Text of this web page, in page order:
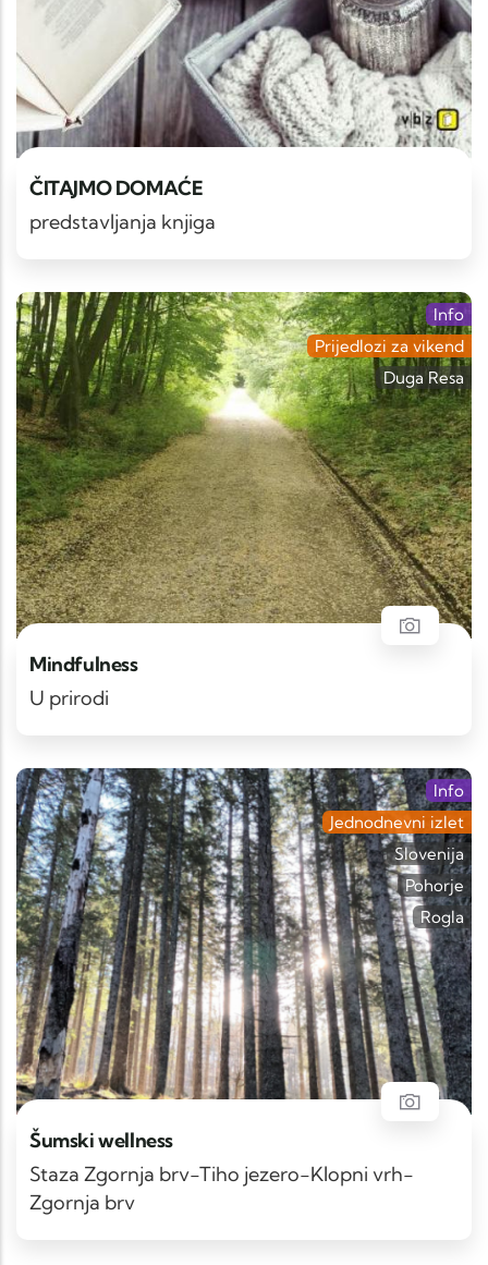
ČITAJMO DOMAĆE
predstavljanja knjiga
Mindfulness
U prirodi
Info
Prijedlozi za vikend
Duga Resa
Šumski wellness
Staza Zgornja brv-Tiho jezero-Klopni vrh-
Zgornja brv
Info
Jednodnevni izlet
Slovenija
Pohorje
Rogla